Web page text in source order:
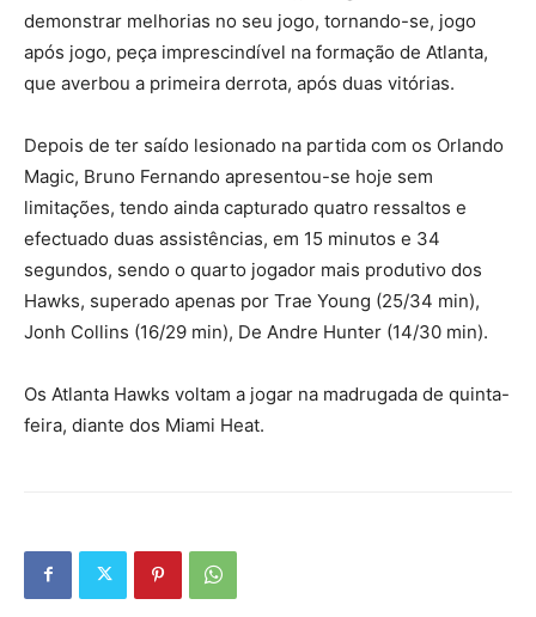
demonstrar melhorias no seu jogo, tornando-se, jogo
após jogo, peça imprescindível na formação de Atlanta,
que averbou a primeira derrota, após duas vitórias.
Depois de ter saído lesionado na partida com os Orlando
Magic, Bruno Fernando apresentou-se hoje sem
limitações, tendo ainda capturado quatro ressaltos e
efectuado duas assistências, em 15 minutos e 34
segundos, sendo o quarto jogador mais produtivo dos
Hawks, superado apenas por Trae Young (25/34 min),
Jonh Collins (16/29 min), De Andre Hunter (14/30 min).
Os Atlanta Hawks voltam a jogar na madrugada de quinta-
feira, diante dos Miami Heat.